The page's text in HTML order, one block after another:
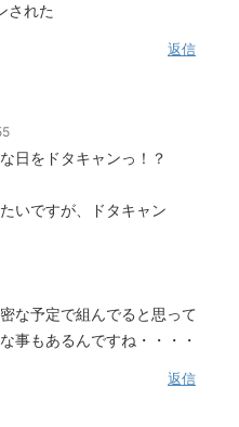
された
返信
日をドタキャンっ！？
いですが、ドタキャン
な予定で組んでると思って
事もあるんですね・・・・
返信